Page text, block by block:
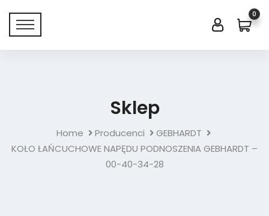
0
Sklep
Home Producenci
GEBHARDT
KOŁO ŁAŃCUCHOWE NAPĘDU PODNOSZENIA GEBHARDT –
00-40-34-28